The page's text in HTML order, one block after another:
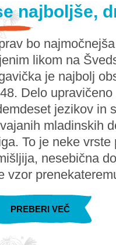
najboljše,
bo
likom na
je najbolj
Delo
jezikov in
mladinskih
To je neke
nesebična
vzor
PREBERI VEČ